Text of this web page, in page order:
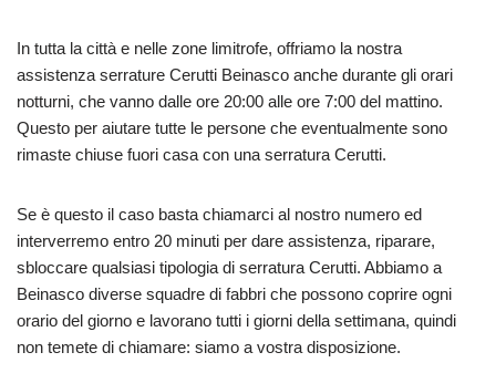
In tutta la città e nelle zone limitrofe, offriamo la nostra
assistenza serrature Cerutti Beinasco anche durante gli orari
notturni, che vanno dalle ore 20:00 alle ore 7:00 del mattino.
Questo per aiutare tutte le persone che eventualmente sono
rimaste chiuse fuori casa con una serratura Cerutti.
Se è questo il caso basta chiamarci al nostro numero ed
interverremo entro 20 minuti per dare assistenza, riparare,
sbloccare qualsiasi tipologia di serratura Cerutti. Abbiamo a
Beinasco diverse squadre di fabbri che possono coprire ogni
orario del giorno e lavorano tutti i giorni della settimana, quindi
non temete di chiamare: siamo a vostra disposizione.